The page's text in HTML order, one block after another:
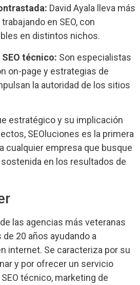
David Ayala lleva más
en SEO, con
en distintos nichos.
técnico: Son especialistas
on-page y estrategias de
la autoridad de los sitios
estratégico y su implicación
SEOluciones es la primera
cualquier empresa que busque
en los resultados de
las agencias más veteranas
de 20 años ayudando a
internet. Se caracteriza por su
y por ofrecer un servicio
técnico, marketing de